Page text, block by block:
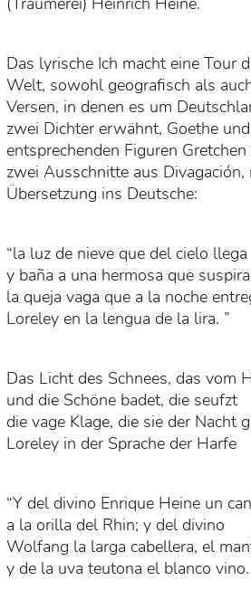
Das lyrische Ich macht eine Tour
Welt, sowohl geografisch als
Versen, in denen es um
zwei Dichter erwähnt, Goethe
entsprechenden Figuren
zwei Ausschnitte aus Divagación,
Übersetzung ins Deutsche:
“la luz de nieve que del cielo llega
y baña a una hermosa que suspira
la queja vaga que a la noche
Loreley en la lengua de la lira. ”
Das Licht des Schnees, das vom
und die Schöne badet, die seufzt
die vage Klage, die sie der Nacht
Loreley in der Sprache der Harfe
“Y del divino Enrique Heine un
a la orilla del Rhin; y del divino
Wolfang la larga cabellera, el
y de la uva teutona el blanco vino.